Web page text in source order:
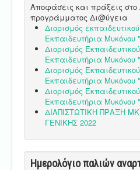
Αποφάσεις και πράξεις στο
προγράμματος Δι@ύγεια
Διορισμός
Εκπαιδευτήρια Μυκόνου
Διορισμός
Εκπαιδευτήρια Μυκόνου
Διορισμός
Εκπαιδευτήρια Μυκόνου
Διορισμός
Εκπαιδευτήρια Μυκόνου
ΔΙΑΠΙΣΤΩΤΙΚΗ ΠΡΑΞΗ
ΓΕΝΙΚΗΣ 2022
Ημερολόγιο παλιών